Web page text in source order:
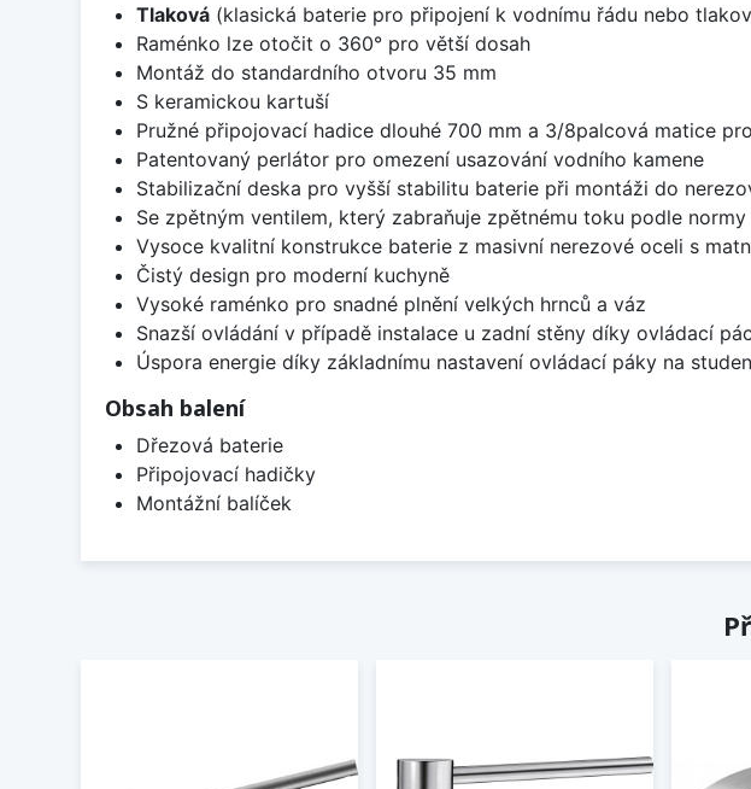
Tlaková(klasická baterie pro připojení k vodnímu řádu nebo
Raménko lze otočit o 360° pro větší dosah
Montáž do standardního otvoru 35 mm
S keramickou kartuší
Pružné připojovací hadice dlouhé 700 mm a 3/8palcová matice
Patentovaný perlátor pro omezení usazování vodního kamene
Stabilizační deska pro vyšší stabilitu baterie při montáži do
Se zpětným ventilem, který zabraňuje zpětnému toku podle normy
Vysoce kvalitní konstrukce baterie z masivní nerezové oceli s
Čistý design pro moderní kuchyně
Vysoké raménko pro snadné plnění velkých hrnců a váz
Snazší ovládání v případě instalace u zadní stěny díky ovládací
Úspora energie díky základnímu nastavení ovládací páky na
Obsah balení
Dřezová baterie
Připojovací hadičky
Montážní balíček